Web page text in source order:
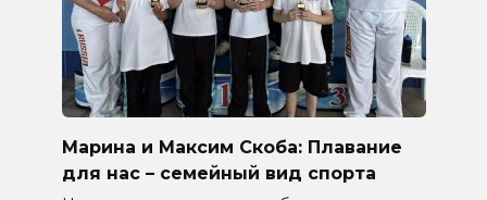
Марина и Максим Скоба: Плавание
для нас – семейный вид спорта